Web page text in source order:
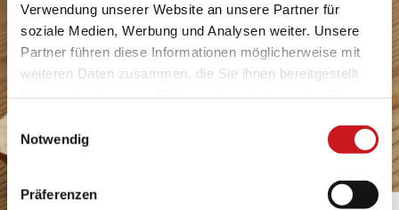
Verwendung unserer Website an unsere Partner für
soziale Medien, Werbung und Analysen weiter. Unsere
Partner führen diese Informationen möglicherweise mit
weiteren Daten zusammen, die Sie ihnen bereitgestellt
Datenschutzhinweisen
mehr darüber, wer wir sind, wie
personenbezogene Daten verarbeiten. Hier geht’s zum
Impressum.
Notwendig
Präferenzen